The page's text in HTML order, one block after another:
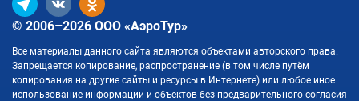
© 2006–2026 ООО «АэроТур»
Все материалы данного сайта являются объектами авторского права.
Запрещается копирование, распространение (в том числе путём
копирования на другие сайты и ресурсы в Интернете) или любое иное
использование информации и объектов без предварительного согласия